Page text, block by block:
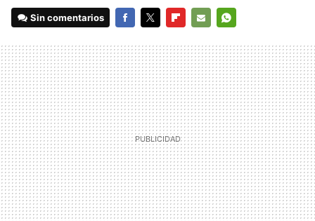
Sin comentarios
MAIL